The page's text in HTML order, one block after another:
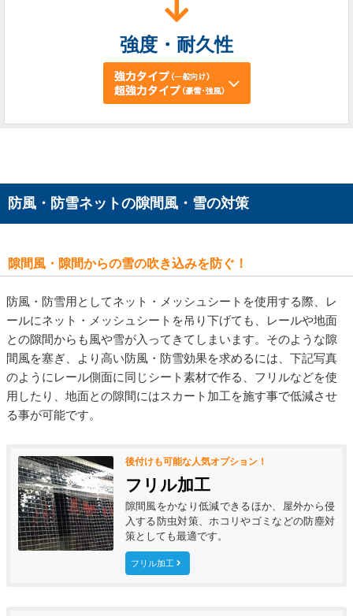
強度・耐久性
防風・防雪ネットの隙間風・雪の対策
隙間風・隙間からの雪の吹き込みを防ぐ！
防風・防雪用としてネット・メッシュシートを使用する際、レ
ールにネット・メッシュシートを吊り下げても、レールや地面
との隙間からも風や雪が入ってきてしまいます。そのような隙
間風を塞ぎ、より高い防風・防雪効果を求めるには、下記写真
のようにレール側面に同じシート素材で作る、フリルなどを使
用したり、地面との隙間にはスカート加工を施す事で低減させ
る事が可能です。
後付けも可能な人気オプション！
フリル加工
隙間風をかなり低減できるほか、屋外から侵
入する防虫対策、ホコリやゴミなどの防塵対
策としても最適です。
フリル加工